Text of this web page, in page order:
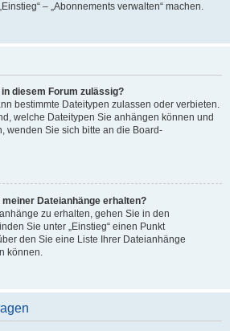
– „Abonnements verwalten“ machen.
diesem Forum zulässig?
bestimmte Dateitypen zulassen oder verbieten.
welche Dateitypen Sie anhängen können und
wenden Sie sich bitte an die Board-
Dateianhänge erhalten?
zu erhalten, gehen Sie in den
Sie unter „Einstieg“ einen Punkt
den Sie eine Liste Ihrer Dateianhänge
können.